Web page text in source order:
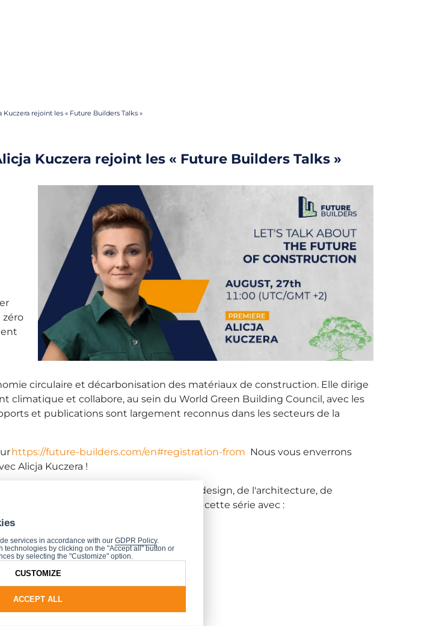
rejoint les « Future Builders Talks »
Kuczera rejoint les « Future Builders Talks »
circulaire et décarbonisation des matériaux de construction. Elle dirige
et collabore, au sein du World Green Building Council, avec les
et publications sont largement reconnus dans les secteurs de la
https://future-builders.com/en#registration-from Nous vous enverrons
Alicja Kuczera !
le dialogue autour de l'avenir du design, de l'architecture, de
trois interviews inspirantes dans cette série avec :
)
services in accordance with our GDPR Policy.
technologies by clicking on the "Accept all" button or
by selecting the "Customize" option.
ACCEPT ALL
CUSTOMIZE